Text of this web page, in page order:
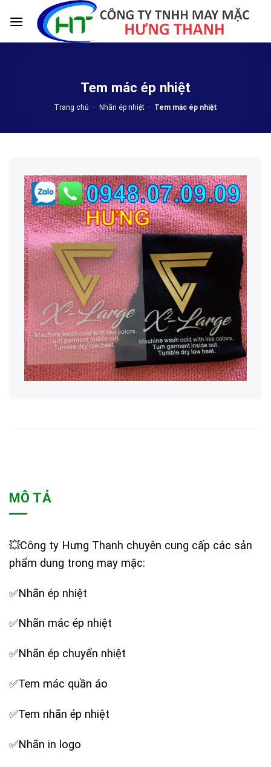
Tem mác ép nhiệt
Trang chủ - Nhãn ép nhiệt - Tem mác ép nhiệt
MÔ TẢ
💥Công ty Hưng Thanh chuyên cung cấp các sản
phẩm dung trong may mặc:
✅Nhãn ép nhiệt
✅Nhãn mác ép nhiệt
✅Nhãn ép chuyển nhiệt
✅Tem mác quần áo
✅Tem nhãn ép nhiệt
✅Nhãn in logo